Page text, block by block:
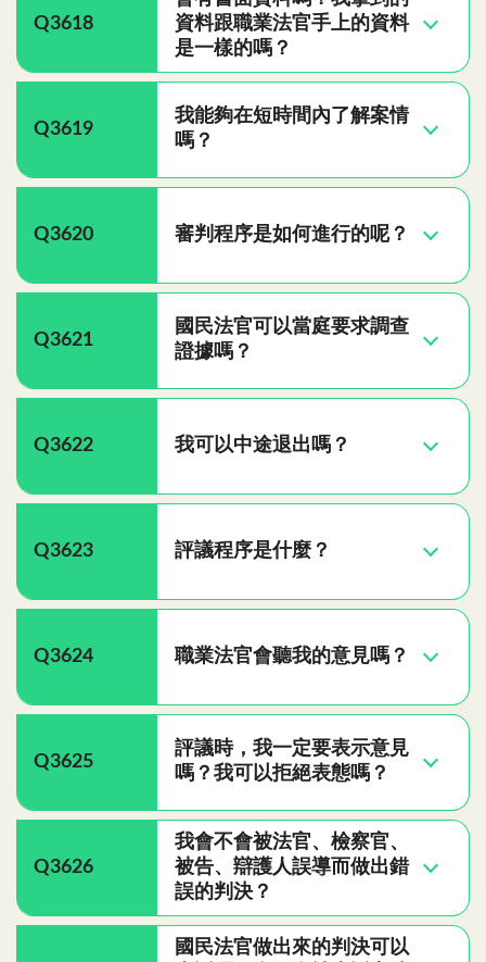
Q3618
資料跟職業法官手上的資料
是一樣的嗎？
Q3619
我能夠在短時間內了解案情
嗎？
Q3620 審判程序是如何進行的呢？
Q3621
國民法官可以當庭要求調查
證據嗎？
Q3622 我可以中途退出嗎？
Q3623 評議程序是什麼？
Q3624 職業法官會聽我的意見嗎？
Q3625
評議時，我一定要表示意見
嗎？我可以拒絕表態嗎？
Q3626
我會不會被法官、檢察官、
被告、辯護人誤導而做出錯
誤的判決？
國民法官做出來的判決可以